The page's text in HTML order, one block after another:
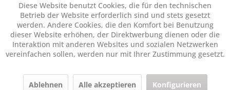
Diese Website benutzt Cookies, die für den technischen
Betrieb der Website erforderlich sind und stets gesetzt
werden. Andere Cookies, die den Komfort bei Benutzung
dieser Website erhöhen, der Direktwerbung dienen oder die
Interaktion mit anderen Websites und sozialen Netzwerken
vereinfachen sollen, werden nur mit Ihrer Zustimmung gesetzt.
Ablehnen Alle akzeptieren Konfigurieren